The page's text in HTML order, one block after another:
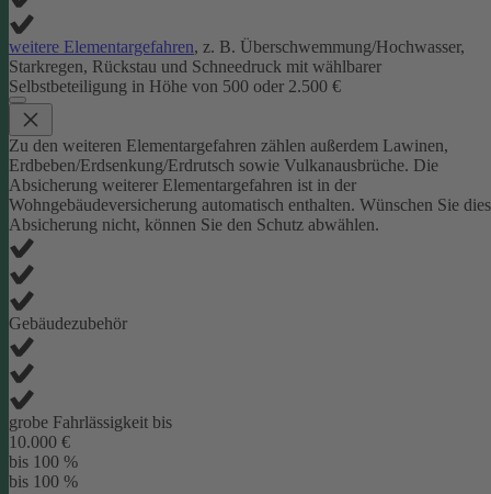
weitere Elementargefahren, z. B. Überschwemmung/Hochwasser,
Starkregen, Rückstau und Schneedruck mit wählbarer
Selbstbeteiligung in Höhe von 500 oder 2.500 €
Zu den weiteren Elementargefahren zählen außerdem Lawinen,
Erdbeben/Erdsenkung/Erdrutsch sowie Vulkanausbrüche. Die
Absicherung weiterer Elementargefahren ist in der
Wohngebäudeversicherung automatisch enthalten. Wünschen Sie
Absicherung nicht, können Sie den Schutz abwählen.
Gebäudezubehör
grobe Fahrlässigkeit bis
10.000 €
bis 100 %
bis 100 %